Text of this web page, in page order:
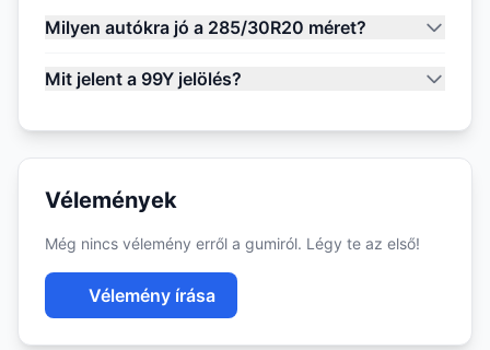
Milyen autókra jó a 285/30R20 méret?
Mit jelent a 99Y jelölés?
Vélemények
Még nincs vélemény erről a gumiról. Légy te az első!
Vélemény írása